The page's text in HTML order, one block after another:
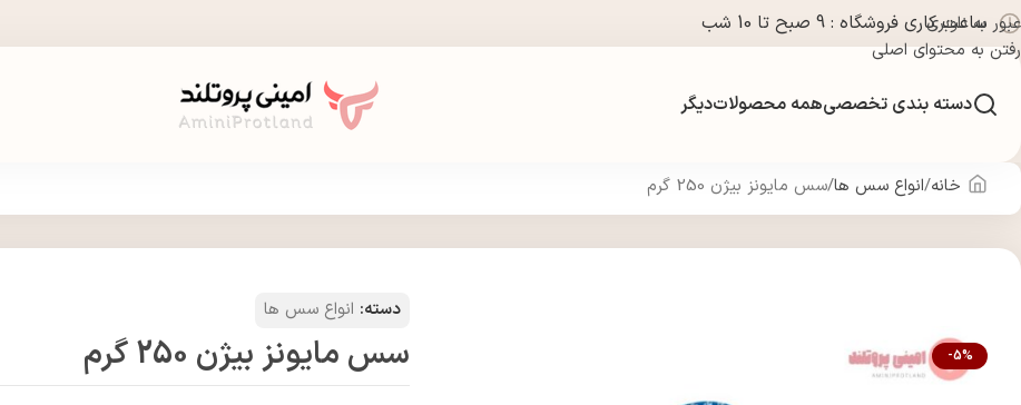
عبور به ناوبری
رفتن به محتوای اصلی
ساعت کاری فروشگاه : 9 صبح تا 10 شب
دسته بندی تخصصیهمه محصولاتدیگر
خانه انواع سس ها سس مایونز بیژن 250 گرم
-5%
دسته: انواع سس ها
سس مایونز بیژن 250 گرم